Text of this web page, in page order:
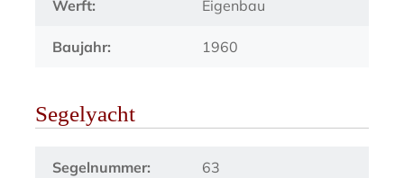
Werft: Eigenbau
Baujahr: 1960
Segelyacht
Segelnummer: 63